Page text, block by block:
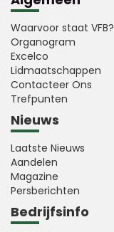
Waarvoor staat VFB?
Organogram
Excelco
Lidmaatschappen
Contacteer Ons
Trefpunten
Nieuws
Laatste Nieuws
Aandelen
Magazine
Persberichten
Bedrijfsinfo